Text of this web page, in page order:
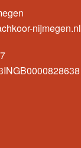
nijmegen.nl